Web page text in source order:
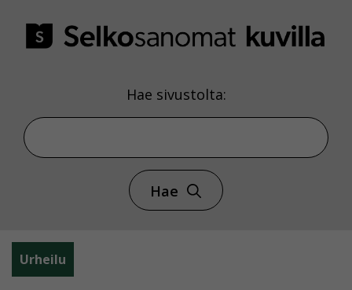
Hae sivustolta:
Hae
Urheilu